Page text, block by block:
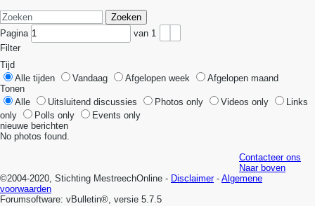
Zoeken
Pagina
van 1
Filter
Tijd
Alle tijden
Vandaag Afgelopen week
Afgelopen maand
Tonen
Alle
Uitsluitend discussies Photos only Videos only
Links
only
Polls only
Events only
nieuwe berichten
No photos found.
Contacteer ons
Naar boven
©2004-2020, Stichting MestreechOnline - Disclaimer- Algemene
voorwaarden
Forumsoftware: vBulletin®, versie 5.7.5